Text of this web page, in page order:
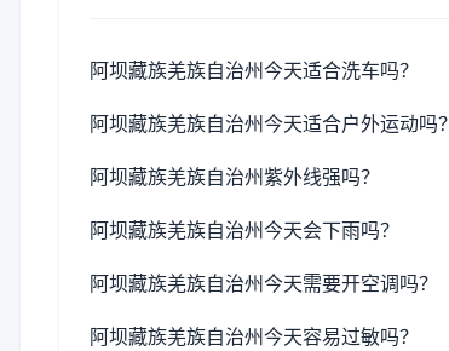
阿坝藏族羌族自治州今天适合洗车吗？
阿坝藏族羌族自治州今天适合户外运动吗？
阿坝藏族羌族自治州紫外线强吗？
阿坝藏族羌族自治州今天会下雨吗？
阿坝藏族羌族自治州今天需要开空调吗？
阿坝藏族羌族自治州今天容易过敏吗？